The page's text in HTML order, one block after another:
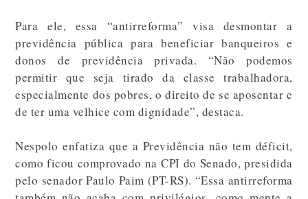
Para ele, essa “antirreforma” visa desmontar a
previdência pública para beneficiar banqueiros e
donos de previdência privada. “Não podemos
permitir que seja tirado da classe trabalhadora,
especialmente dos pobres, o direito de se aposentar e
de ter uma velhice com dignidade”, destaca.
Nespolo enfatiza que a Previdência não tem déficit,
como ficou comprovado na CPI do Senado, presidida
pelo senador Paulo Paim (PT-RS). “Essa antirreforma